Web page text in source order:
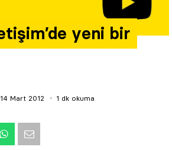
yeni bir
14 Mart 2012 1 dk okuma